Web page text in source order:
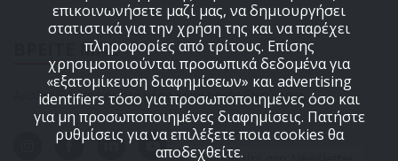
ΒΡΕΙΤΕ ΜΑΣ
Ακολουθήστε μας στα μέσα κοινωνικής δικτύωσης
επικοινωνήσετε μαζί μας, να δημιουργήσει
στατιστικά για την χρήση της και να παρέχει
πληροφορίες από τρίτους. Επίσης
χρησιμοποιούνται προσωπικά δεδομένα για
«εξατομίκευση διαφημίσεων» και advertising
identifiers τόσο για προσωποποιημένες όσο και
για μη προσωποποιημένες διαφημίσεις. Πατήστε
ρυθμίσεις για να επιλέξετε ποια cookies θα
αποδεχθείτε.